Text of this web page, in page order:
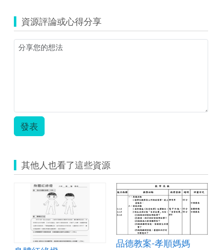
who
女
一
樣
版.zip
資源評論或心得分享
發表
其他人也看了這些資源
品德教案-孝順媽媽